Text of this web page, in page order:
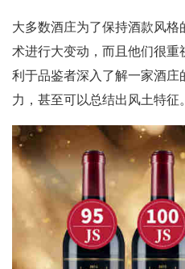
大多数酒庄为了保持酒款风
术进行大变动，而且他们很
利于品鉴者深入了解一家酒
力，甚至可以总结出风土特征。